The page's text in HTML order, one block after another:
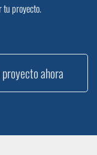
tu proyecto.
ahora